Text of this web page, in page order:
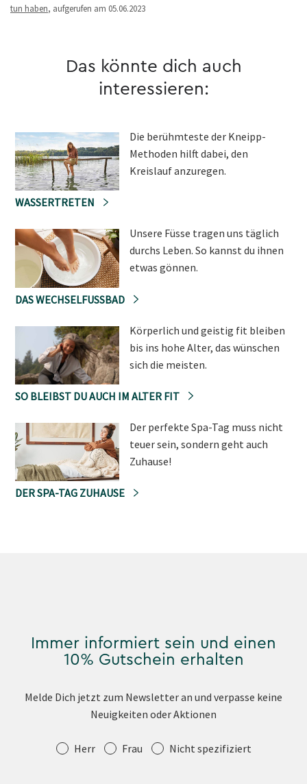
tun haben, aufgerufen am 05.06.2023
Das könnte dich auch
interessieren:
Die berühmteste der Kneipp-
Methoden hilft dabei, den
Kreislauf anzuregen.
WASSERTRETEN
Unsere Füsse tragen uns täglich
durchs Leben. So kannst du ihnen
etwas gönnen.
DAS WECHSELFUSSBAD
Körperlich und geistig fit bleiben
bis ins hohe Alter, das wünschen
sich die meisten.
SO BLEIBST DU AUCH IM ALTER FIT
Der perfekte Spa-Tag muss nicht
teuer sein, sondern geht auch
Zuhause!
DER SPA-TAG ZUHAUSE
Immer informiert sein und einen
10% Gutschein erhalten
Melde Dich jetzt zum Newsletter an und verpasse keine
Neuigkeiten oder Aktionen
Anrede Herr Frau Nicht spezifiziert